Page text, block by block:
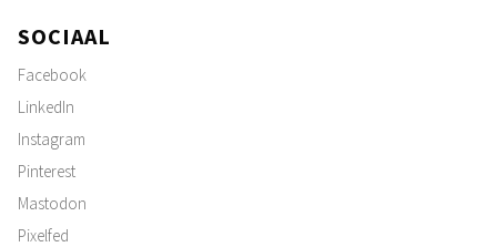
SOCIAAL
Facebook
LinkedIn
Instagram
Pinterest
Mastodon
Pixelfed